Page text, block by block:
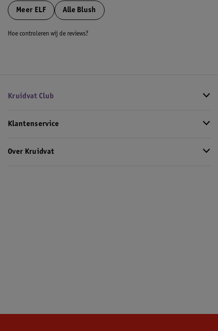
Meer ELF Alle Blush
Hoe controleren wij de reviews?
Kruidvat Club
Klantenservice
Over Kruidvat